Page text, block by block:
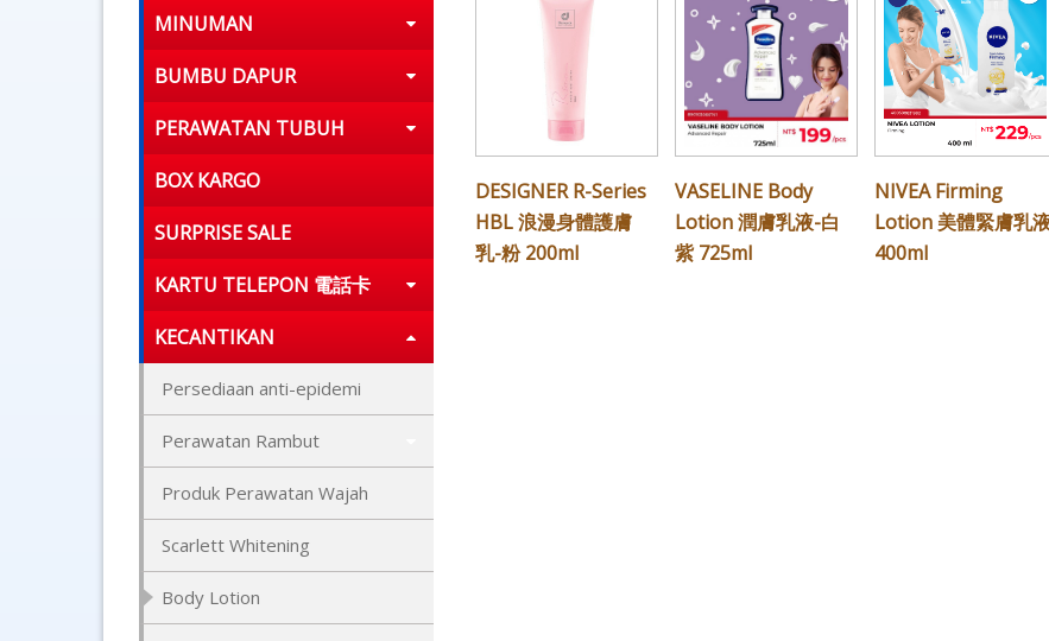
MINUMAN
BUMBU DAPUR
PERAWATAN TUBUH
BOX KARGO
SURPRISE SALE
KARTU TELEPON 電話卡
KECANTIKAN
Persediaan anti-epidemi
Perawatan Rambut
Produk Perawatan Wajah
Scarlett Whitening
Body Lotion
DESIGNER R-Series
HBL 浪漫身體護膚
乳-粉 200ml
VASELINE Body
Lotion 潤膚乳液-白
紫 725ml
NIVEA Firming
Lotion 美體緊膚乳
400ml